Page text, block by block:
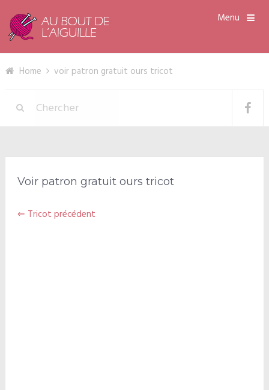
Menu
Home voir patron gratuit ours tricot
Voir patron gratuit ours tricot
⇐ Tricot précédent